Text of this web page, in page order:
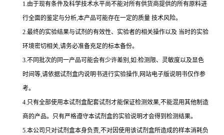
1.由于现有条件及科学技术水平尚不能对所有供货商提供的所有原料进
行全面的鉴定与分析,本产品可能存在一定的质量 技术风险。
2.最终的实验结果与试剂的有效性、实验者的相关操作以及 当时的实验
环境密切相关,请务必准备充足的标本备份。
3.不同批次的同一产品可能会有少许差别,如:检测限、灵敏度以及显色
时间等,请依据试剂盒内说明书进行实验操作,网站电子版说明书仅作参
考。
4.只有全部使用本试剂盒配套试剂才能保证检测效果,不能混用其他制造
商的产品。只有严格遵守本试剂盒的实验说明才会得到 检测结果。
5.本公司只对试剂盒本身负责,不对因使用该试剂盒所造成的样本消耗负